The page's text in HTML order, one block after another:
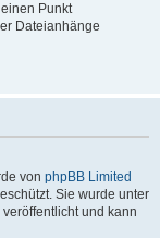
Punkt
Dateianhänge
von phpBB Limited
Sie wurde unter
und kann